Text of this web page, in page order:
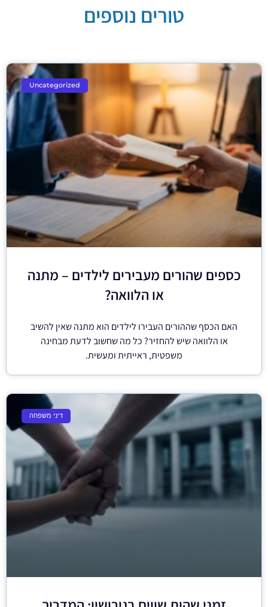
טורים נוספים
Uncategorized
כספים שהורים מעבירים לילדים – מתנה
או הלוואה?
האם הכסף שההורים העבירו לילדים הוא מתנה שאין להשיב
או הלוואה שיש להחזיר? כל מה שחשוב לדעת מבחינה
משפטית, ראייתית ומעשית.
דיני משפחה